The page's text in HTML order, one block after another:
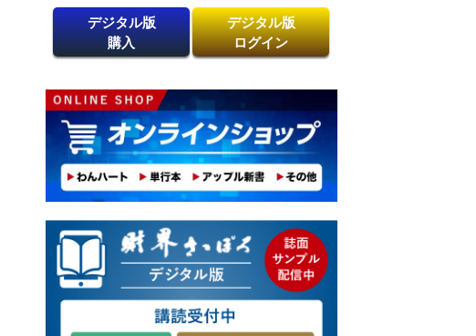
デジタル版
購入
デジタル版
ログイン